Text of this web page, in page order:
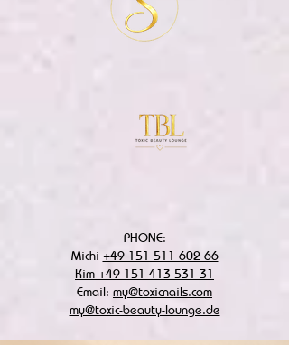
PHONE:
Michi +49 151 511 602 66
Kim +49 151 413 531 31
Email: my@toxicnails.com
my@toxic-beauty-lounge.de